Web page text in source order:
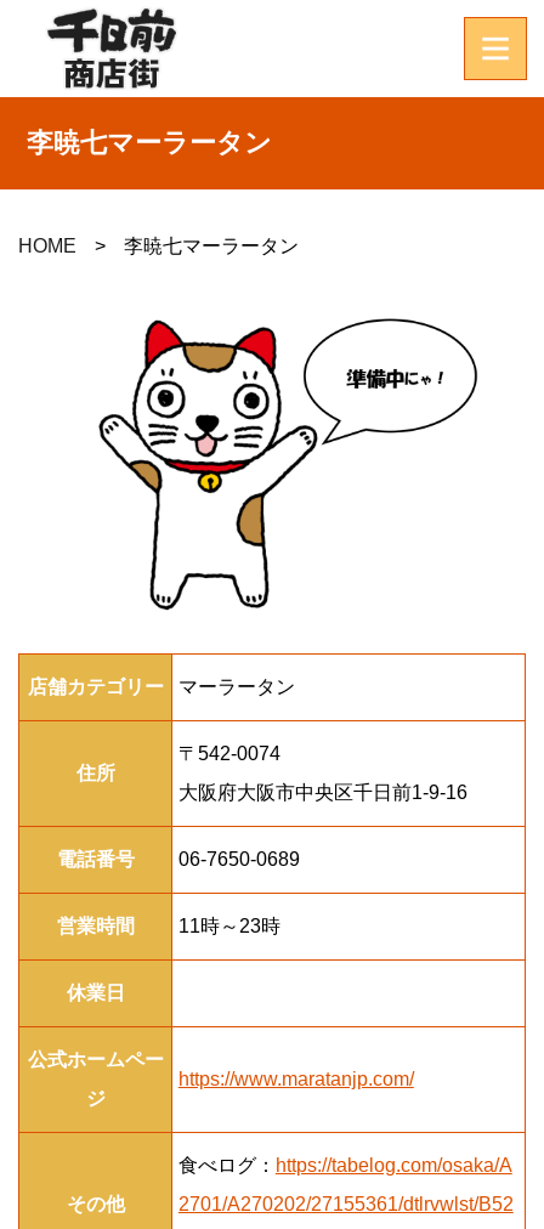
李暁七マーラータン
HOME 李暁七マーラータン
店舗カテゴリー マーラータン
住所
〒542-0074
大阪府大阪市中央区千日前1-9-16
電話番号 06-7650-0689
営業時間 11時～23時
休業日
公式ホームペー
ジ
https://www.maratanjp.com/
その他
食べログ： https://tabelog.com/osaka/A
2701/A270202/27155361/dtlrvwlst/B52